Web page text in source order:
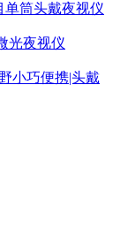
单筒头戴夜视仪
光夜视仪
小巧便携|头戴